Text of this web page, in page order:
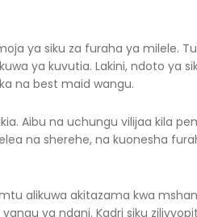
ya siku za furaha ya milele.
ya kuvutia. Lakini, ndoto ya
na best maid wangu.
Aibu na uchungu vilijaa kila
na sherehe, na kuonesha
alikuwa akitazama kwa
ya ndani. Kadri siku